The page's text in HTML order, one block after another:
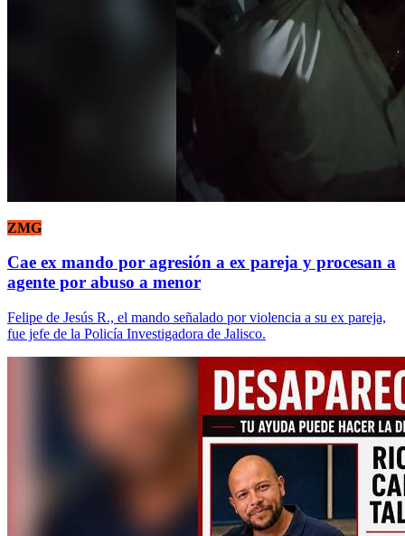
ZMG
Cae ex mando por agresión a ex pareja y procesan a
agente por abuso a menor
Felipe de Jesús R., el mando señalado por violencia a su ex pareja,
fue jefe de la Policía Investigadora de Jalisco.